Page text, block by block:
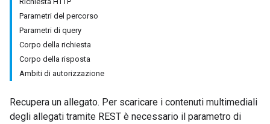
Parametri del percorso
Parametri di query
Corpo della richiesta
Corpo della risposta
Ambiti di autorizzazione
Recupera un allegato. Per scaricare i contenuti multimediali
degli allegati tramite REST è necessario il parametro di